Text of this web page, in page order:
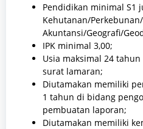
Pendidikan minimal S1
Kehutanan/
Akuntansi/Geografi/
IPK minimal 3,00;
Usia maksimal 24
surat lamaran;
Diutamakan memiliki
1 tahun di bidang
pembuatan laporan;
Diutamakan memiliki